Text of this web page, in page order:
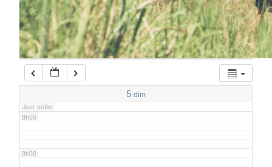
5 dim
Jour entier
5h00
6h00
7h00
8h00
9h00